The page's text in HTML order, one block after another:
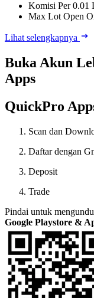
Komisi Per 0.01
Max Lot Open
Lihat selengkapnya
Buka Akun
Apps
QuickPro
Scan dan
Daftar dengan
Deposit
Trade
Pindai untuk
Google Playstore &